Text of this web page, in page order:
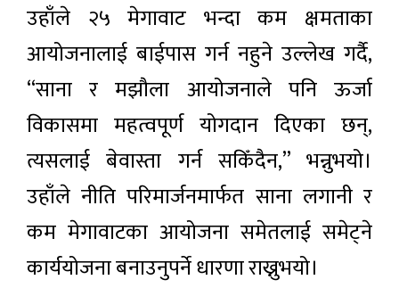
उहाँले २५ मेगावाट भन्दा कम क्षमताका
आयोजनालाई बाईपास गर्न नहुने उल्लेख गर्दै,
“साना र मझौला आयोजनाले पनि ऊर्जा
विकासमा महत्वपूर्ण योगदान दिएका छन्,
त्यसलाई बेवास्ता गर्न सकिँदैन,” भन्नुभयो।
उहाँले नीति परिमार्जनमार्फत साना लगानी र
कम मेगावाटका आयोजना समेतलाई समेट्ने
कार्ययोजना बनाउनुपर्ने धारणा राख्नुभयो।